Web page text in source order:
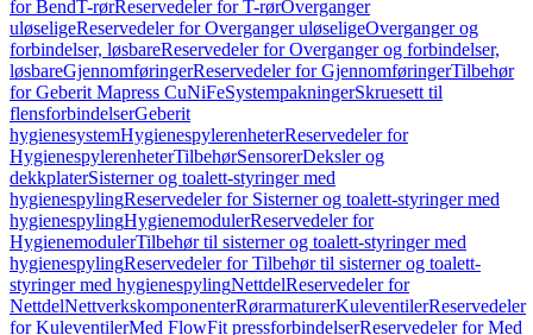
for BendT-rørReservedeler for T-rørOverganger
uløseligeReservedeler for Overganger uløseligeOverganger og
forbindelser, løsbareReservedeler for Overganger og forbindelser,
løsbareGjennomføringerReservedeler for GjennomføringerTilbehør
for Geberit Mapress CuNiFeSystempakningerSkruesett til
flensforbindelserGeberit
hygienesystemHygienespylerenheterReservedeler for
HygienespylerenheterTilbehørSensorerDeksler og
dekkplaterSisterner og toalett-styringer med
hygienespylingReservedeler for Sisterner og toalett-styringer med
hygienespylingHygienemodulerReservedeler for
HygienemodulerTilbehør til sisterner og toalett-styringer med
hygienespylingReservedeler for Tilbehør til sisterner og toalett-
styringer med hygienespylingNettdelReservedeler for
NettdelNettverkskomponenterRørarmaturerKuleventilerReservedeler
for KuleventilerMed FlowFit pressforbindelserReservedeler for Med